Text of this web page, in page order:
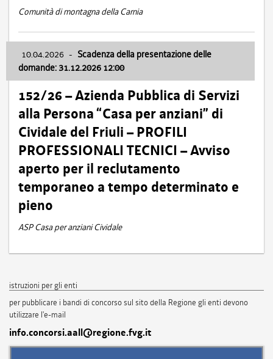
Comunità di montagna della Carnia
10.04.2026 - Scadenza della presentazione delle
domande: 31.12.2026 12:00
152/26 – Azienda Pubblica di Servizi
alla Persona “Casa per anziani” di
Cividale del Friuli – PROFILI
PROFESSIONALI TECNICI – Avviso
aperto per il reclutamento
temporaneo a tempo determinato e
pieno
ASP Casa per anziani Cividale
istruzioni per gli enti
per pubblicare i bandi di concorso sul sito della Regione gli enti devono
utilizzare l'e-mail
info.concorsi.aall@regione.fvg.it